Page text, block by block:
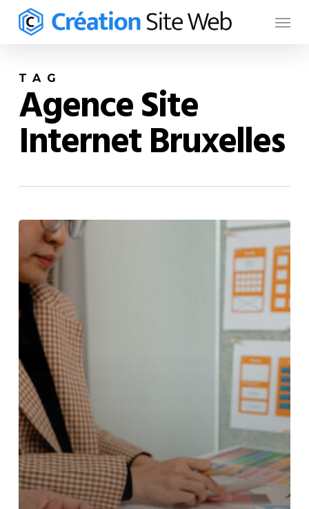
Skip
content
TAG
Agence Site
Internet Bruxelles